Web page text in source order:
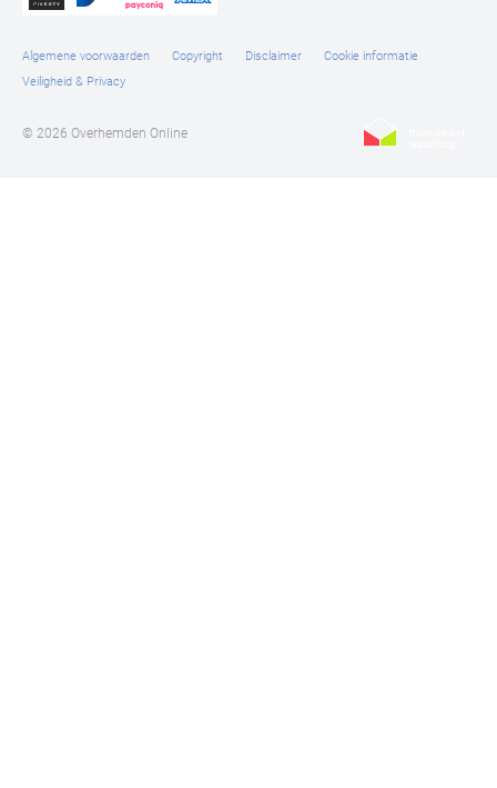
Algemene voorwaarden Copyright Disclaimer
Cookie informatie
Veiligheid & Privacy
© 2026 Overhemden Online